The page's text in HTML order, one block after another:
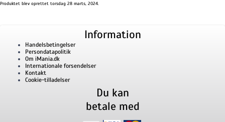
Produktet blev oprettet torsdag 28 marts, 2024.
Information
Handelsbetingelser
Persondatapolitik
Om iMania.dk
Internationale forsendelser
Kontakt
Cookie-tilladelser
Du kan
betale med